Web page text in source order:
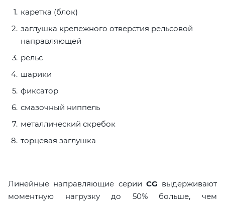
каретка (блок)
заглушка крепежного отверстия рельсовой
направляющей
рельс
шарики
фиксатор
смазочный ниппель
металлический скребок
торцевая заглушка
Линейные направляющие серии CG выдерживают
моментную нагрузку до 50% больше, чем